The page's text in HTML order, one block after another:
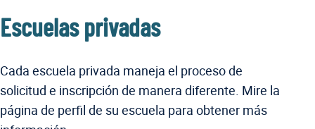
Escuelas privadas
Cada escuela privada maneja el proceso de
solicitud e inscripción de manera diferente. Mire la
página de perfil de su escuela para obtener más